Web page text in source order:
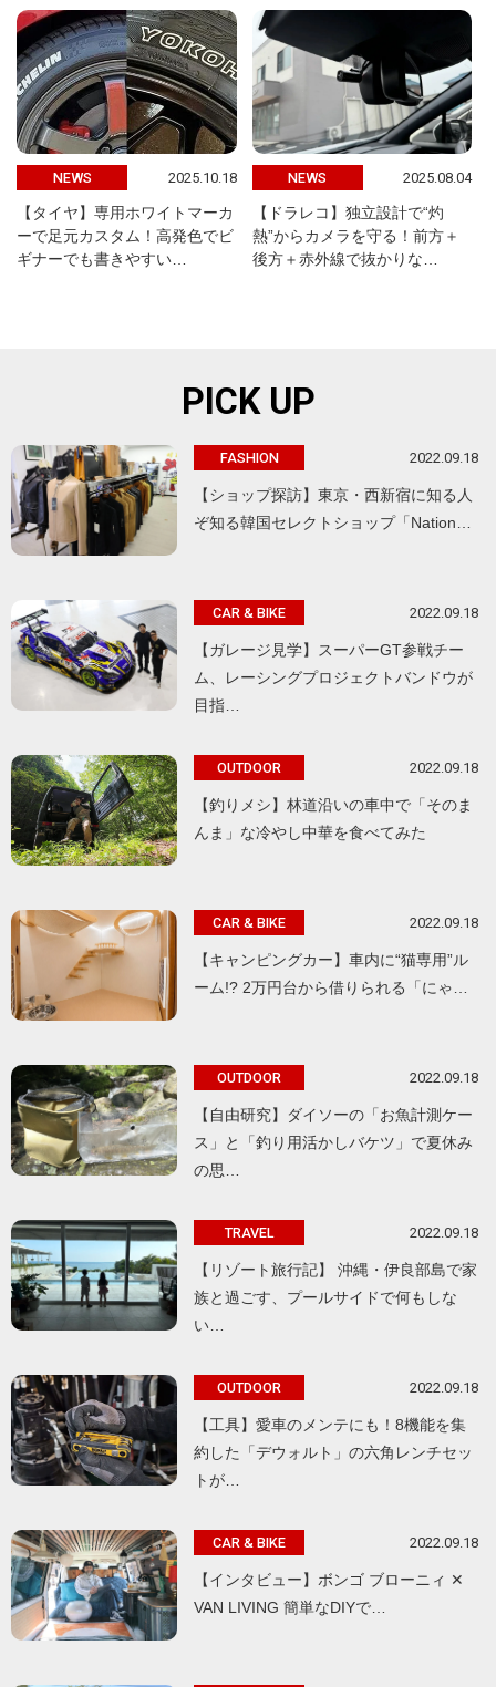
NEWS 2025.10.18
【タイヤ】専用ホワイトマーカ
ーで足元カスタム！高発色でビ
ギナーでも書きやすい…
NEWS 2025.08.04
【ドラレコ】独立設計で“灼
熱”からカメラを守る！前方＋
後方＋赤外線で抜かりな…
PICK UP
FASHION 2022.09.18
【ショップ探訪】東京・西新宿に知る人
ぞ知る韓国セレクトショップ「Nation…
CAR & BIKE 2022.09.18
【ガレージ見学】スーパーGT参戦チー
ム、レーシングプロジェクトバンドウが
目指…
OUTDOOR 2022.09.18
【釣りメシ】林道沿いの車中で「そのま
んま」な冷やし中華を食べてみた
CAR & BIKE 2022.09.18
【キャンピングカー】車内に“猫専用”ル
ーム!? 2万円台から借りられる「にゃ…
OUTDOOR 2022.09.18
【自由研究】ダイソーの「お魚計測ケー
ス」と「釣り用活かしバケツ」で夏休み
の思…
TRAVEL 2022.09.18
【リゾート旅行記】 沖縄・伊良部島で家
族と過ごす、プールサイドで何もしな
い…
OUTDOOR 2022.09.18
【工具】愛車のメンテにも！8機能を集
約した「デウォルト」の六角レンチセッ
トが…
CAR & BIKE 2022.09.18
【インタビュー】ボンゴ ブローニィ ✕
VAN LIVING 簡単なDIYで…